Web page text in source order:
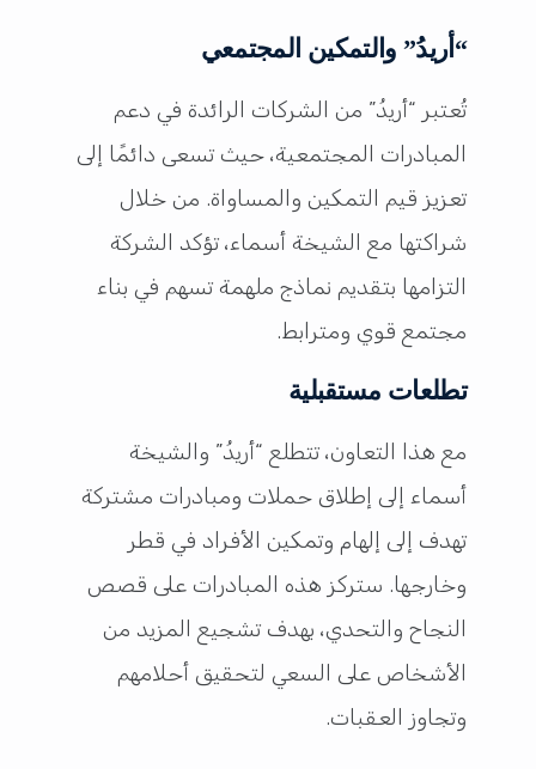
“أريدُ” والتمكين المجتمعي
تُعتبر “أريدُ” من الشركات الرائدة في دعم
المبادرات المجتمعية، حيث تسعى دائمًا إلى
تعزيز قيم التمكين والمساواة. من خلال
شراكتها مع الشيخة أسماء، تؤكد الشركة
التزامها بتقديم نماذج ملهمة تسهم في بناء
مجتمع قوي ومترابط.
تطلعات مستقبلية
مع هذا التعاون، تتطلع “أريدُ” والشيخة
أسماء إلى إطلاق حملات ومبادرات مشتركة
تهدف إلى إلهام وتمكين الأفراد في قطر
وخارجها. ستركز هذه المبادرات على قصص
النجاح والتحدي، بهدف تشجيع المزيد من
الأشخاص على السعي لتحقيق أحلامهم
وتجاوز العقبات.